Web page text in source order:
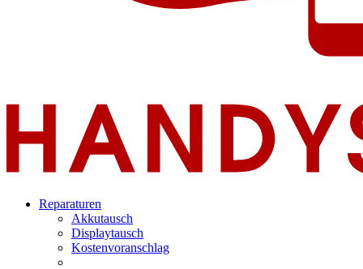
Reparaturen
Akkutausch
Displaytausch
Kostenvoranschlag